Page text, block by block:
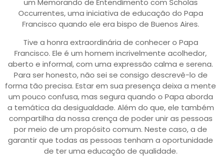
um Memorando de Entendimento com Scholas
Occurrentes, uma iniciativa de educação do Papa
Francisco quando ele era bispo de Buenos Aires.
Tive a honra extraordinária de conhecer o Papa
Francisco. Ele é um homem incrivelmente acolhedor,
aberto e informal, com uma expressão calma e serena.
Para ser honesto, não sei se consigo descrevê-lo de
forma tão precisa. Estar em sua presença deixa a mente
um pouco confusa, mas segura quando o Papa aborda
a temática da desigualdade. Além do que, ele também
compartilha da nossa crença de poder unir as pessoas
por meio de um propósito comum. Neste caso, a de
garantir que todas as pessoas tenham a oportunidade
de ter uma educação de qualidade.